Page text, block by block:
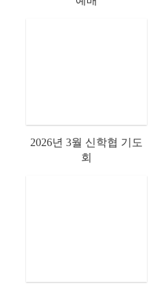
2026년 3월 신학협 기도
회